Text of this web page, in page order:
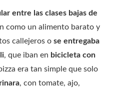
entre las clases bajas de
como un alimento barato y
callejeros o se entregaba
, que iban en bicicleta con
era tan simple que solo
, con tomate, ajo,